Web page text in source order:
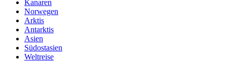
Kanaren
Norwegen
Arktis
Antarktis
Asien
Südostasien
Weltreise